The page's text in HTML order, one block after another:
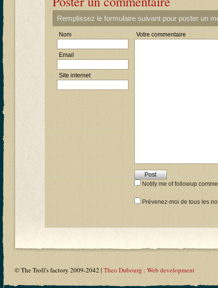
Remplissez le formulaire suivant pour poster un
Nom
Email
Site internet
Votre commentaire
Notify me of followup
Prévenez-moi de tous les
© The Troll's factory 2009-2042 | Theo Dubourg : Web development